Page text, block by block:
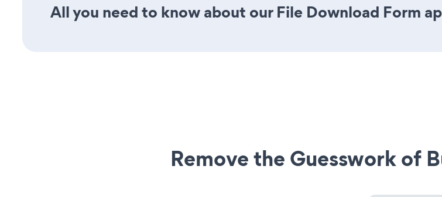
All you need to know about our File Download Form
Remove the Guesswork of